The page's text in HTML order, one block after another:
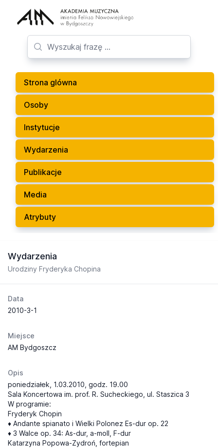
Strona glówna
Osoby
Instytucje
Wydarzenia
Publikacje
Media
Atrybuty
Wydarzenia
Urodziny Fryderyka Chopina
Data
2010-3-1
Miejsce
AM Bydgoszcz
Opis
poniedziałek, 1.03.2010, godz. 19.00
Sala Koncertowa im. prof. R. Sucheckiego, ul. Staszica 3
W programie:
Fryderyk Chopin
♦ Andante spianato i Wielki Polonez Es-dur op. 22
♦ 3 Walce op. 34: As-dur, a-moll, F-dur
Katarzyna Popowa-Zydroń, fortepian